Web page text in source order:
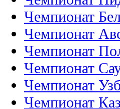
Чемпионат
Чемпионат
Чемпионат
Чемпионат
Чемпионат
Чемпионат